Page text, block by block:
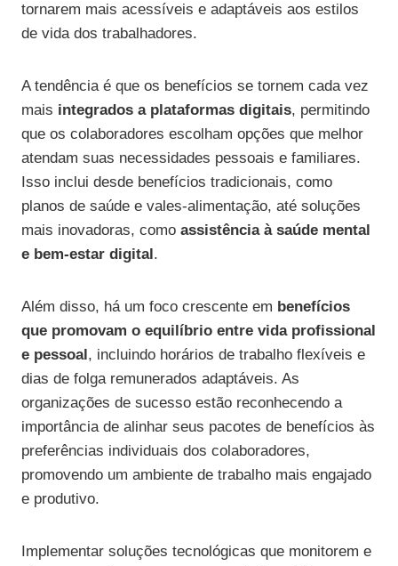
tornarem mais acessíveis e adaptáveis aos estilos
de vida dos trabalhadores.
A tendência é que os benefícios se tornem cada vez
mais integrados a plataformas digitais, permitindo
que os colaboradores escolham opções que melhor
atendam suas necessidades pessoais e familiares.
Isso inclui desde benefícios tradicionais, como
planos de saúde e vales-alimentação, até soluções
mais inovadoras, como assistência à saúde mental
e bem-estar digital .
Além disso, há um foco crescente em benefícios
que promovam o equilíbrio entre vida profissional
e pessoal , incluindo horários de trabalho flexíveis e
dias de folga remunerados adaptáveis. As
organizações de sucesso estão reconhecendo a
importância de alinhar seus pacotes de benefícios às
preferências individuais dos colaboradores,
promovendo um ambiente de trabalho mais engajado
e produtivo.
Implementar soluções tecnológicas que monitorem e